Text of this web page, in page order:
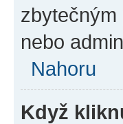
nebo
Nahoru
Když